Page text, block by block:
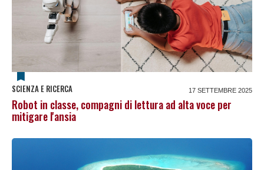
SCIENZA E RICERCA 17 SETTEMBRE 2025
Robot in classe, compagni di lettura ad alta voce per
mitigare l'ansia